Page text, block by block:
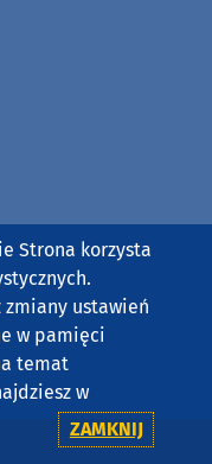
Strona korzysta
zmiany ustawień
w pamięci
temat
w
ZAMKNIJ